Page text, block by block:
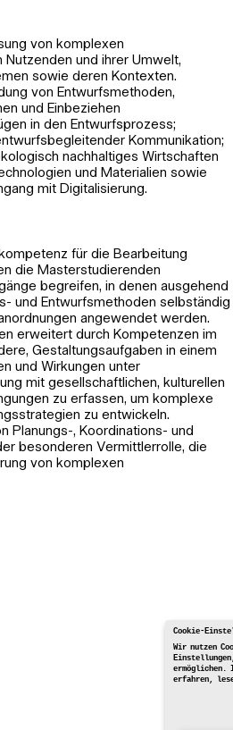
Cookie-
Wir nutzen
ermöglichen.
erfahren,
von komplexen
und ihrer Umwelt,
sowie deren Kontexten.
von Entwurfsmethoden,
und Einbeziehen
in den Entwurfsprozess;
Kommunikation;
nachhaltiges Wirtschaften
und Materialien sowie
mit Digitalisierung.
für die Bearbeitung
die Masterstudierenden
begreifen, in denen ausgehend
und Entwurfsmethoden selbständig
angewendet werden.
erweitert durch Kompetenzen im
Gestaltungsaufgaben in einem
und Wirkungen unter
mit gesellschaftlichen, kulturellen
zu erfassen, um komplexe
zu entwickeln.
Planungs-, Koordinations- und
besonderen Vermittlerrolle, die
von komplexen